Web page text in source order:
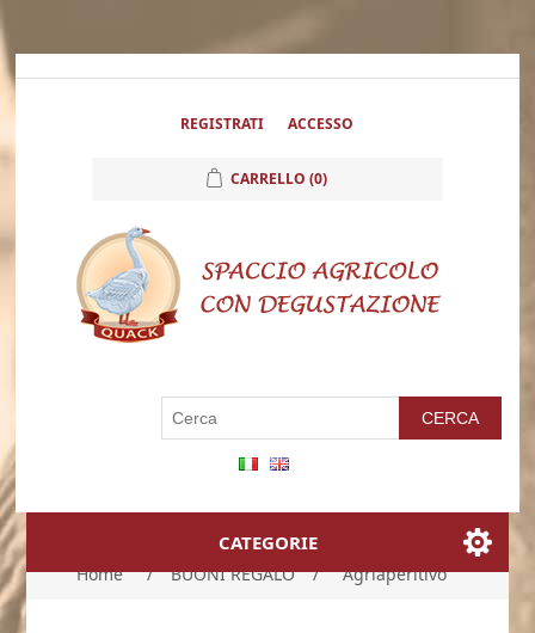
REGISTRATI ACCESSO
CARRELLO (0)
CATEGORIE
Home / BUONI REGALO / Agriaperitivo